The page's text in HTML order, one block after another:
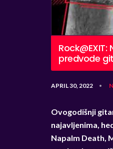
predvode
APRIL 30, 2022 •
Ovogodišnji
najavljenima,
Napalm Death,